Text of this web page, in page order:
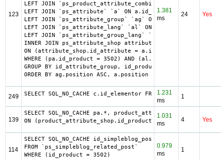
123
LEFT JOIN `ps_product_attribute_combination` `pac` ON
LEFT JOIN `ps_attribute` `a` ON a.id_attribute =
LEFT JOIN `ps_attribute_group` `ag` ON
LEFT JOIN `ps_attribute_lang` `al` ON a.id_attribute =
LEFT JOIN `ps_attribute_group_lang` `agl` ON
INNER JOIN ps_attribute_shop attribute_shop
ON (attribute_shop.id_attribute = a.id_attribute AND
WHERE (pa.id_product = 3502) AND (al.id_lang = 2) AND
GROUP BY id_attribute_group, id_product_attribute
ORDER BY ag.position ASC, a.position ASC, agl.name ASC
1.381
ms
24 Yes
249 SELECT SQL_NO_CACHE c.id_elementor FROM
1.231
ms
1
139
SELECT SQL_NO_CACHE pa.*,
ON (product_attribute_shop.id_product_attribute =
1.031
ms
4 Yes
114
SELECT SQL_NO_CACHE id_simpleblog_post, id_product
FROM `ps_simpleblog_related_post`
WHERE (id_product = 3502)
0.979
ms
1